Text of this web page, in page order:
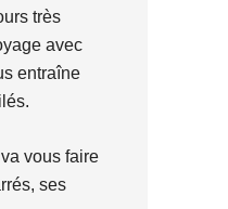
très
avec
entraîne
vous faire
ses